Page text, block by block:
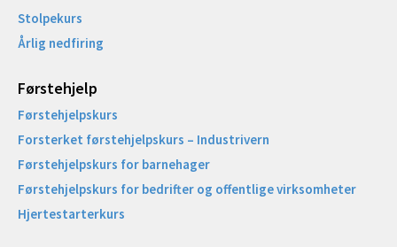
Stolpekurs
Årlig nedfiring
Førstehjelp
Førstehjelpskurs
Forsterket førstehjelpskurs – Industrivern
Førstehjelpskurs for barnehager
Førstehjelpskurs for bedrifter og offentlige virksomheter
Hjertestarterkurs